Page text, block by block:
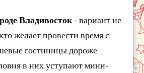
Владивосток- вариант не
желает провести время с
гостиницы дороже
в них уступают мини-